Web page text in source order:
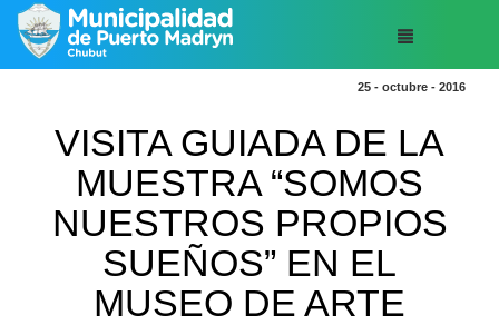
25 - octubre - 2016
VISITA GUIADA DE LA
MUESTRA “SOMOS
NUESTROS PROPIOS
SUEÑOS” EN EL
MUSEO DE ARTE